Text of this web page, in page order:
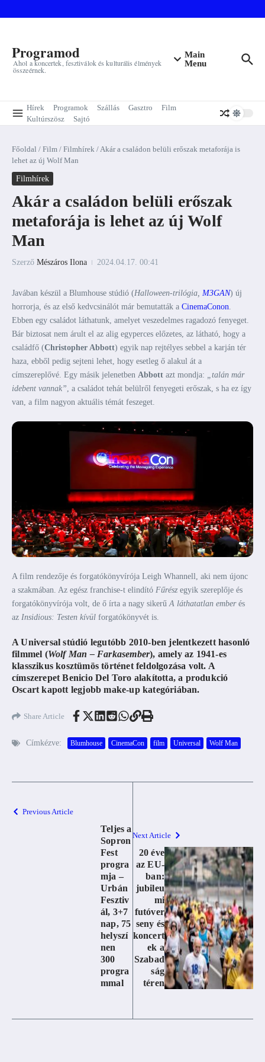
Programod
Ahol a koncertek, fesztiválok és kulturális élmények
összeérnek.
Main
Menu
Hírek Programok Szállás Gasztro
Film
Kultúrszösz
Sajtó
Főoldal / Film / Filmhírek /Akár a családon belüli erőszak metaforája is
lehet az új Wolf Man
Filmhírek
Akár a családon belüli erőszak
metaforája is lehet az új Wolf
Man
Szerző Mészáros Ilona 2024.04.17. 00:41
Javában készül a Blumhouse stúdió (Halloween-trilógia, M3GAN) új
horrorja, és az első kedvcsinálót már bemutatták a CinemaConon.
Ebben egy családot láthatunk, amelyet veszedelmes ragadozó fenyeget.
Bár biztosat nem árult el az alig egyperces előzetes, az látható, hogy a
családfő (Christopher Abbott) egyik nap rejtélyes sebbel a karján tér
haza, ebből pedig sejteni lehet, hogy esetleg ő alakul át a
címszereplővé. Egy másik jelenetben Abbott azt mondja: „talán már
idebent vannak”, a családot tehát belülről fenyegeti erőszak, s ha ez így
van, a film nagyon aktuális témát feszeget.
A film rendezője és forgatókönyvírója Leigh Whannell, aki nem újonc
a szakmában. Az egész franchise-t elindító Fűrész egyik szereplője és
forgatókönyvírója volt, de ő írta a nagy sikerűA láthatatlan emberés
az Insidious: Testen kívül forgatókönyvét is.
A Universal stúdió legutóbb 2010-ben jelentkezett hasonló
filmmel (Wolf Man – Farkasember), amely az 1941-es
klasszikus kosztümös történet feldolgozása volt. A
címszerepet Benicio Del Toro alakította, a produkció
Oscart kapott legjobb make-up kategóriában.
Share Article
Címkézve: Blumhouse CinemaCon film Universal Wolf Man
Previous Article
Teljes a
Sopron
Fest
progra
mja –
Urbán
Fesztiv
ál, 3+7
nap, 75
helyszí
nen
300
progra
mmal
Next Article
20 éve
az EU-
ban:
jubileu
mi
futóver
seny és
koncert
ek a
Szabad
ság
téren